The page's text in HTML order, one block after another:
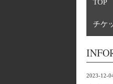
TOP
チケ
2023-12-